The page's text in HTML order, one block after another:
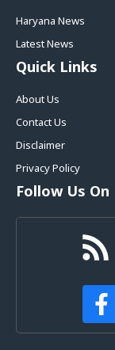
Haryana News
Latest News
Quick Links
About Us
Contact Us
Disclaimer
Privacy Policy
Follow Us On